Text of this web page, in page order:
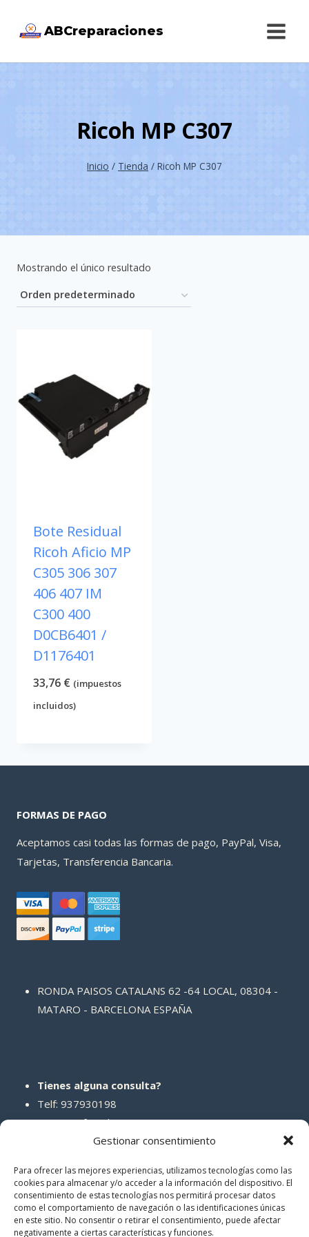
Gestionar consentimiento
Para ofrecer las mejores experiencias, utilizamos tecnologías como las
cookies para almacenar y/o acceder a la información del dispositivo. El
consentimiento de estas tecnologías nos permitirá procesar datos
como el comportamiento de navegación o las identificaciones únicas
en este sitio. No consentir o retirar el consentimiento, puede afectar
negativamente a ciertas características y funciones.
ABCreparaciones
Ricoh MP C307
Inicio / Tienda / Ricoh MP C307
Mostrando el único resultado
Bote Residual
Ricoh Aficio MP
C305 306 307
406 407 IM
C300 400
D0CB6401 /
D1176401
33,76 € (impuestos
incluidos)
FORMAS DE PAGO
Aceptamos casi todas las formas de pago, PayPal, Visa,
Tarjetas, Transferencia Bancaria.
RONDA PAISOS CATALANS 62 -64 LOCAL, 08304 -
MATARO - BARCELONA ESPAÑA
Tienes alguna consulta?
Telf: 937930198
Correo: info@abcreparaciones.com
REDES SOCIALES